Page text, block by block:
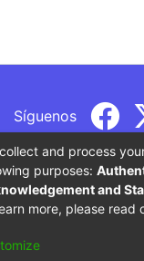
Síguenos
parte del
and process
purposes:
and
more, please read